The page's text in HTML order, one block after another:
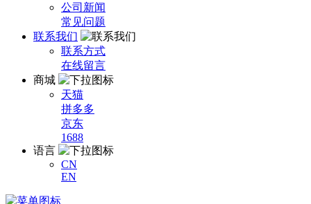
公司新闻
常见问题
联系我们
联系方式
在线留言
商城
天猫
拼多多
京东
1688
语言
CN
EN